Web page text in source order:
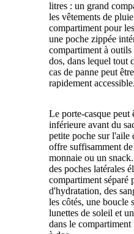
litres : un grand
les vêtements de
compartiment pour
une poche zippée
compartiment à outils
dos, dans lequel tout
cas de panne peut
rapidement accessible.
Le porte-casque peut
inférieure avant du
petite poche sur l'aile
offre suffisamment
monnaie ou un
des poches latérales
compartiment séparé
d'hydratation, des
les côtés, une boucle
lunettes de soleil et
dans le